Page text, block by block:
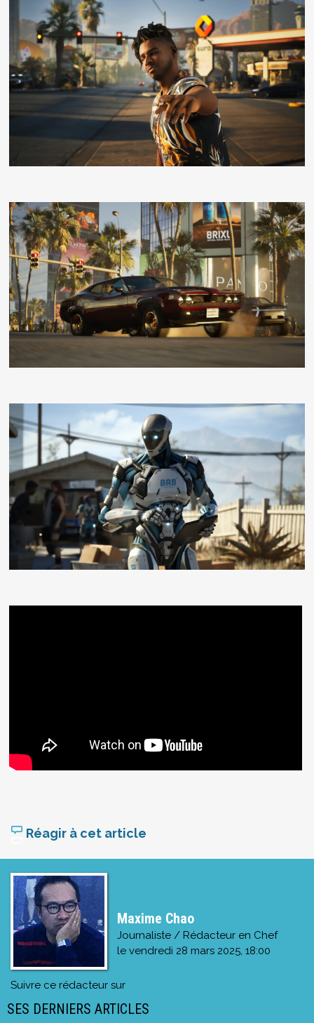
Réagir à cet article
Maxime Chao
Journaliste / Rédacteur en Chef
le vendredi 28 mars 2025, 18:00
Suivre ce rédacteur sur
SES DERNIERS ARTICLES